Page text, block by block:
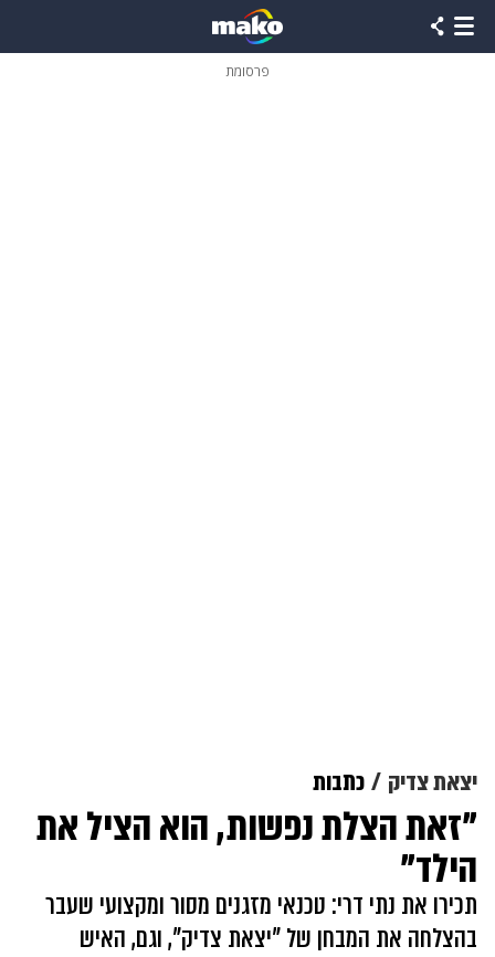
פרסומת
יצאת צדיק כתבות
"זאת הצלת נפשות, הוא הציל את
הילד"
תכירו את נתי דרי: טכנאי מזגנים מסור ומקצועי שעבר
בהצלחה את המבחן של "יצאת צדיק", וגם, האיש